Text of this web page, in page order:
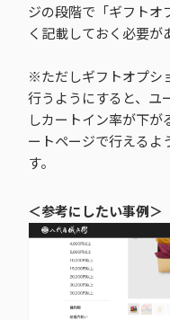
ジの段階で「ギフトオ
く記載しておく必要が
※ただしギフトオプシ
行うようにすると、ユ
しカートイン率が下が
ートページで行えるよ
す。
＜参考にしたい事例＞